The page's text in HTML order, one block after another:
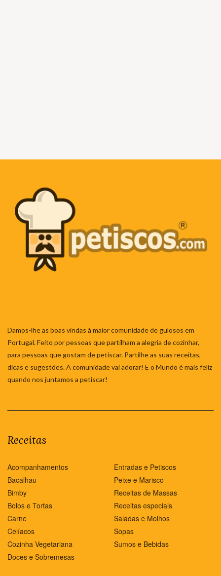
Damos-lhe as boas vindas à maior comunidade de gulosos em
Portugal. Feito por pessoas que partilham a alegria de cozinhar,
para pessoas que gostam de petiscar. Partilhe as suas receitas,
dicas e sugestões. A comunidade vai adorar! E o Mundo é mais feliz
quando nos juntamos a petiscar!
Receitas
Acompanhamentos
Bacalhau
Bimby
Bolos e Tortas
Carne
Celíacos
Cozinha Vegetariana
Doces e Sobremesas
Entradas e Petiscos
Peixe e Marisco
Receitas de Massas
Receitas especiais
Saladas e Molhos
Sopas
Sumos e Bebidas